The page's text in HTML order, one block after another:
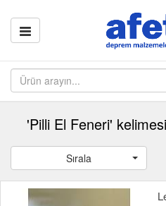
'Pilli El Feneri'
Sırala